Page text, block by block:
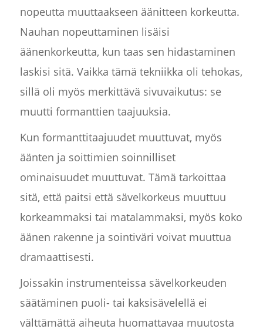
nopeutta muuttaakseen äänitteen korkeutta.
Nauhan nopeuttaminen lisäisi
äänenkorkeutta, kun taas sen hidastaminen
laskisi sitä. Vaikka tämä tekniikka oli tehokas,
sillä oli myös merkittävä sivuvaikutus: se
muutti formanttien taajuuksia.
Kun formanttitaajuudet muuttuvat, myös
äänten ja soittimien soinnilliset
ominaisuudet muuttuvat. Tämä tarkoittaa
sitä, että paitsi että sävelkorkeus muuttuu
korkeammaksi tai matalammaksi, myös koko
äänen rakenne ja sointiväri voivat muuttua
dramaattisesti.
Joissakin instrumenteissa sävelkorkeuden
säätäminen puoli- tai kaksisävelellä ei
välttämättä aiheuta huomattavaa muutosta